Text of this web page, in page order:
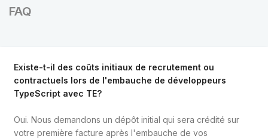
FAQ
Existe-t-il des coûts initiaux de recrutement ou
contractuels lors de l'embauche de développeurs
TypeScript avec TE?
Oui. Nous demandons un dépôt initial qui sera crédité sur
votre première facture après l'embauche de vos